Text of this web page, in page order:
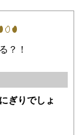
？！
ぎりでしょ